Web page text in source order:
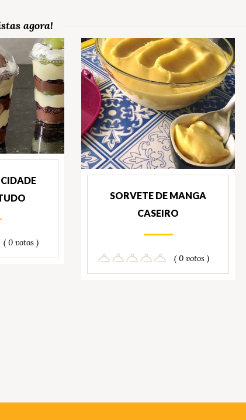
agora!
( 0 votos )
SORVETE DE MANGA
CASEIRO
( 0 votos )